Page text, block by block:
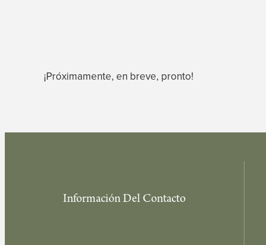
¡Próximamente, en breve, pronto!
Información Del Contacto